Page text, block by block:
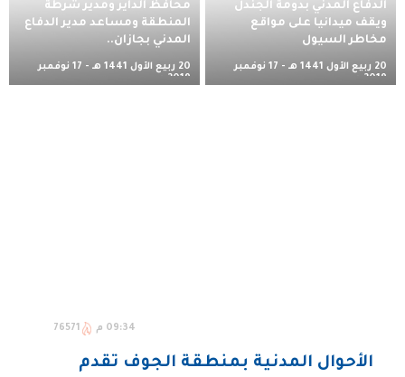
الدفاع المدني بدومة الجندل
ويقف ميدانيا على مواقع
مخاطر السيول
20 ربيع الأول 1441 هـ - 17 نوفمبر
2019 م
محافظ الداير ومدير شرطة
المنطقة ومساعد مدير الدفاع
المدني بجازان..
20 ربيع الأول 1441 هـ - 17 نوفمبر
2019 م
09:34 م 76571
الأحوال المدنية بمنطقة الجوف تقدم